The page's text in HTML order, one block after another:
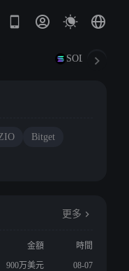
SOL$75.23
Bitget
更多
金額
時間
900万美元 08-07